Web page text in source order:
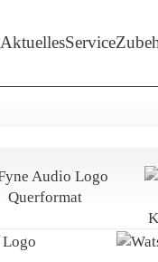
AktuellesService